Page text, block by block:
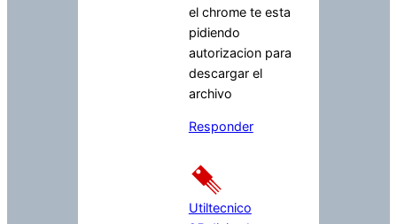
el chrome te esta
pidiendo
autorizacion para
descargar el
archivo
Responder
Utiltecnico